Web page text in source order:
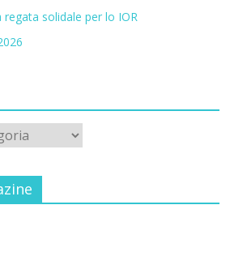
regata solidale per lo IOR